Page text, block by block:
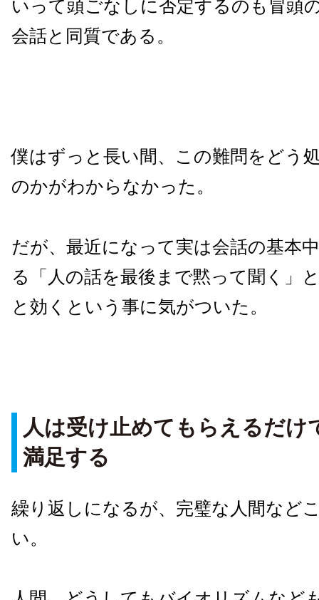
いって頭ごなしに否定するのも冒頭
会話と同質である。
僕はずっと長い間、この難問をどう
のかがわからなかった。
だが、最近になって実は会話の基本
る「人の話を最後まで黙って聞く」
と効くという事に気がついた。
人は受け止めてもらえるだけ
満足する
繰り返しになるが、完璧な人間など
い。